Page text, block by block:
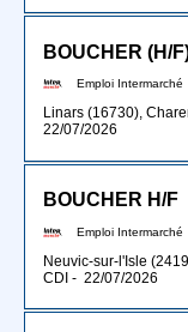
BOUCHER (H/
Emploi Intermarché
Linars (16730),
22/07/2026
BOUCHER H/F
Emploi Intermarché
Neuvic-sur-l'Isle
CDI - 22/07/2026